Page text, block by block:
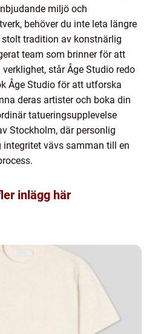
miljö och
behöver du inte leta längre
stolt tradition av konstnärlig
team som brinner för att
står Åge Studio redo
Åge Studio för att utforska
deras artister och boka din
tatueringsupplevelse
Stockholm, där personlig
vävs samman till en
inlägg här